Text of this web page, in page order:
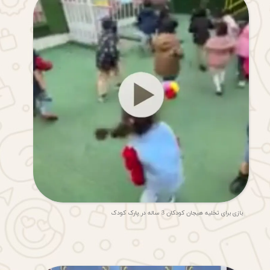
بازی برای تخلیه هیجان کودکان 3 ساله در پارک کودک